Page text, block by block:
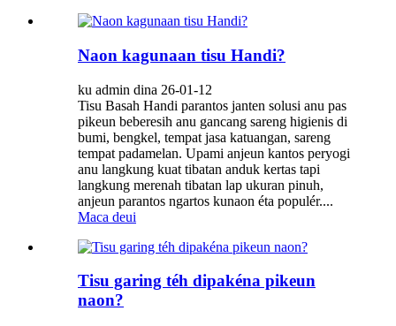
Naon kagunaan tisu Handi?
ku admin dina 26-01-12
Tisu Basah Handi parantos janten solusi anu pas
pikeun beberesih anu gancang sareng higienis di
bumi, bengkel, tempat jasa katuangan, sareng
tempat padamelan. Upami anjeun kantos peryogi
anu langkung kuat tibatan anduk kertas tapi
langkung merenah tibatan lap ukuran pinuh,
anjeun parantos ngartos kunaon éta populér....
Maca deui
Tisu garing téh dipakéna pikeun
naon?